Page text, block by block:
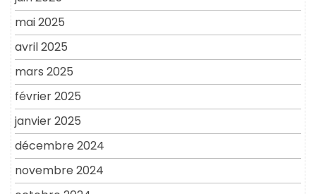
mai 2025
avril 2025
mars 2025
février 2025
janvier 2025
décembre 2024
novembre 2024